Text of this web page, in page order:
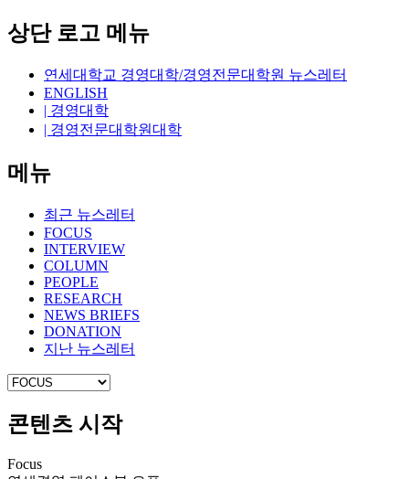
상단 로고 메뉴
연세대학교 경영대학/경영전문대학원 뉴스레터
ENGLISH
| 경영대학
| 경영전문대학원대학
메뉴
최근 뉴스레터
FOCUS
INTERVIEW
COLUMN
PEOPLE
RESEARCH
NEWS BRIEFS
DONATION
지난 뉴스레터
콘텐츠 시작
Focus